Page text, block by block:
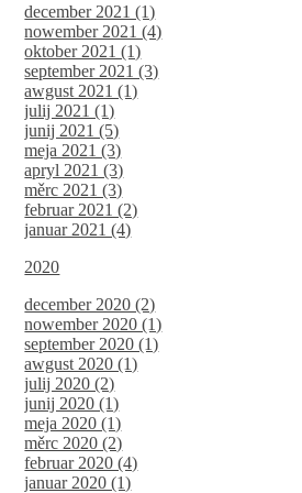
december 2021 (1)
nowember 2021 (4)
oktober 2021 (1)
september 2021 (3)
awgust 2021 (1)
julij 2021 (1)
junij 2021 (5)
meja 2021 (3)
apryl 2021 (3)
měrc 2021 (3)
februar 2021 (2)
januar 2021 (4)
2020
december 2020 (2)
nowember 2020 (1)
september 2020 (1)
awgust 2020 (1)
julij 2020 (2)
junij 2020 (1)
meja 2020 (1)
měrc 2020 (2)
februar 2020 (4)
januar 2020 (1)